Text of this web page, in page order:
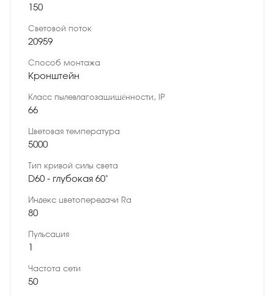
150
Световой поток
20959
Способ монтажа
Кронштейн
Класс пылевлагозащищённости, IP
66
Цветовая температура
5000
Тип кривой силы света
D60 - глубокая 60˚
Индекс цветопередачи Ra
80
Пульсация
1
Частота сети
50